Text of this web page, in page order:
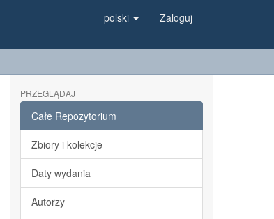
polski Zaloguj
PRZEGLĄDAJ
Całe Repozytorium
Zbiory i kolekcje
Daty wydania
Autorzy